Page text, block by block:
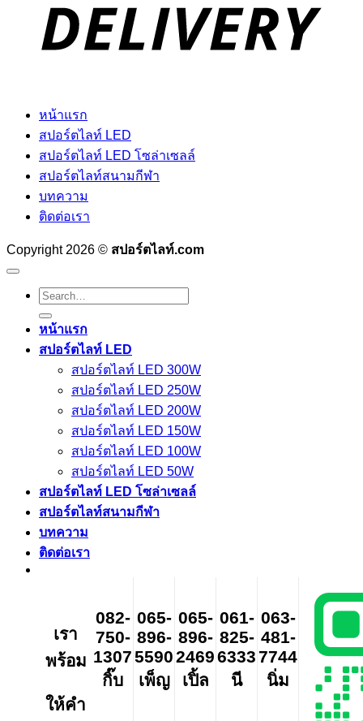
หน้าแรก
สปอร์ตไลท์ LED
สปอร์ตไลท์ LED โซล่าเซลล์
สปอร์ตไลท์สนามกีฬา
บทความ
ติดต่อเรา
Copyright 2026 © สปอร์ตไลท์.com
Search
for:
หน้าแรก
สปอร์ตไลท์ LED
สปอร์ตไลท์ LED 300W
สปอร์ตไลท์ LED 250W
สปอร์ตไลท์ LED 200W
สปอร์ตไลท์ LED 150W
สปอร์ตไลท์ LED 100W
สปอร์ตไลท์ LED 50W
สปอร์ตไลท์ LED โซล่าเซลล์
สปอร์ตไลท์สนามกีฬา
บทความ
ติดต่อเรา
เรา
พร้อม
ให้คำ
082-
750-
1307
กิ๊บ
065-
896-
5590
เพ็ญ
065-
896-
2469
เปิ้ล
061-
825-
6333
นี
063-
481-
7744
นิ่ม